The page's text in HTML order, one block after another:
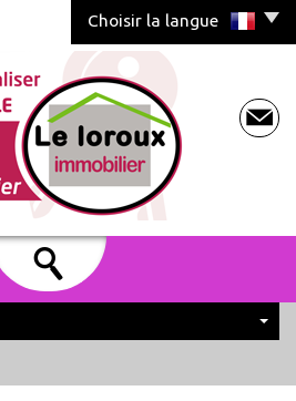
Choisir la langue